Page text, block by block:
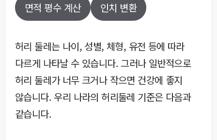
면적 평수 계산 인치 변환
허리 둘레는 나이, 성별, 체형, 유전 등에 따라
다르게 나타날 수 있습니다. 그러나 일반적으로
허리 둘레가 너무 크거나 작으면 건강에 좋지
않습니다. 우리 나라의 허리둘레 기준은 다음과
같습니다.